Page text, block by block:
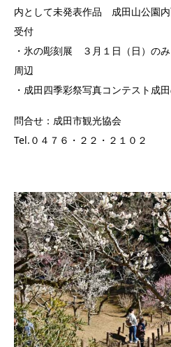
内として未発表作品 成田山公園
受付
・氷の彫刻展 ３月１日（日）の
周辺
・成田四季彩祭写真コンテスト成
問合せ：成田市観光協会
Tel.０４７６・２２・２１０２